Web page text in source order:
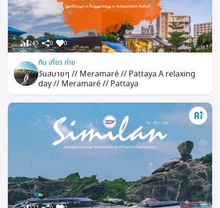
245 0 0
กิน เที่ยว ถ่าย
วันสบายๆ // Meramaré // Pattaya A relaxing
day // Meramaré // Pattaya